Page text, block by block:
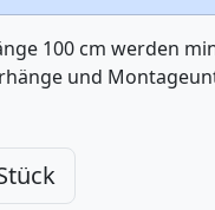
Für eine Garnitur der Länge
und